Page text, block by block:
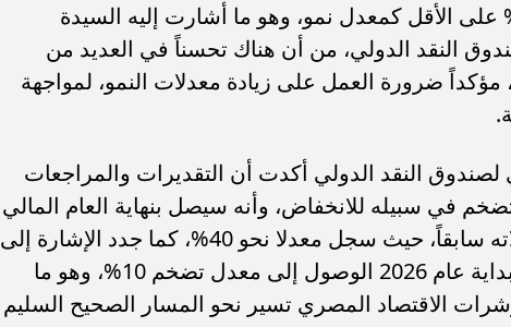
العام الجاري تستهدف تجاوز الـ 4% على الأقل كمعدل نمو، وهو ما أشارت إليه السيدة
النقد الدولي، من أن هناك تحسناً في العديد من
ضرورة العمل على زيادة معدلات النمو، لمواجهة
لصندوق النقد الدولي أكدت أن التقديرات والمراجعات
في سبيله للانخفاض، وأنه سيصل بنهاية العام المالي
الحالي، إلى 16% أو 17%، مقارنة بمعدلاته سابقاً، حيث سجل معدلا نحو 40%، كما جدد الإشارة إلى
أن الحكومة تستهدف بنهاية عام 2025 وبداية عام 2026 الوصول إلى معدل تضخم 10%، وهو ما
الاقتصاد المصري تسير نحو المسار الصحيح السليم